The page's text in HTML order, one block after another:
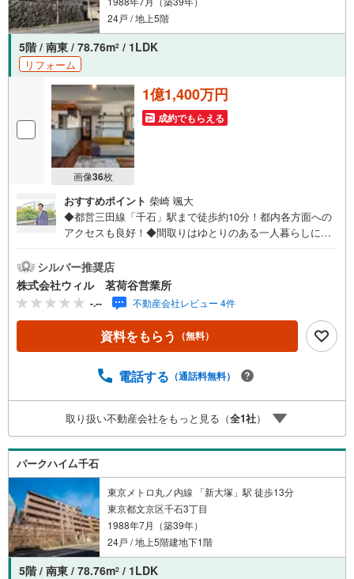
24戸 / 地上5階
5階 / 南東 / 78.76m2 / 1LDK
リフォーム
画像36枚
1億1,400万円
成約でもらえる
おすすめポイント 柴崎 颯大
◆都営三田線「千石」駅まで徒歩約10分！都内各方面への
アクセスも良好！◆間取りはゆとりのある一人暮らしにも
24帖の広さです！◆両面バルコニー付きで風通しも良好！
開放感がございます！◆たっぷり収納できるWIC付きで、
衣替えが不要に！室内を有効的にお使いいただけます！◆
「林町小学校」まで徒歩約7分と、小さなお子様でも無理な
く通学できる立地です！◆「まいばすけっと千石2丁目店」
まで徒歩約3分、「マルエツプチ千石店」まで徒歩約4分と
【営業時間 10:00～19:00】上記時間はお電話が繋がりやす
学される場合は「室内・現地を見学する（無料）」ボタン
よりご希望の日時をご記入いただけますとスムーズにご案
内が可能です。【ウィル不動産販売はここが強み】（1）住
宅ローンに精通したローン専門部署があります！（2）施工
実績多数のリフォーム部門も社内にあります！（3）定休日
シルバー推奨店
株式会社ウィル 茗荷谷営業所
-.-- 不動産会社レビュー 4件
資料をもらう （無料）
電話する （通話料無料）
取り扱い不動産会社をもっと見る（全1社）
パークハイ厶千石
東京メトロ丸ノ内線 「新大塚」駅 徒歩13分
東京都文京区千石3丁目
1988年7月（築39年）
24戸 / 地上5階建地下1階
5階 / 南東 / 78.76m2 / 1LDK